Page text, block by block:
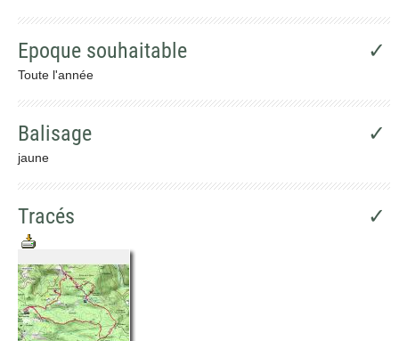
Epoque souhaitable ✓
Toute l'année
Balisage ✓
jaune
Tracés ✓